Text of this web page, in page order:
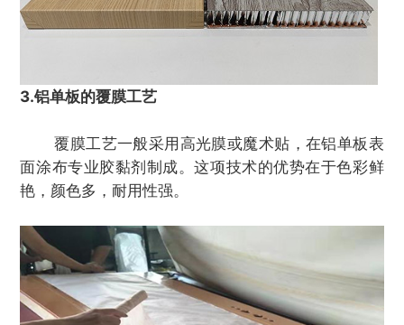
3.铝单板的覆膜工艺
覆膜工艺一般采用高光膜或魔术贴，在铝单板表
面涂布专业胶黏剂制成。这项技术的优势在于色彩鲜
艳，颜色多，耐用性强。